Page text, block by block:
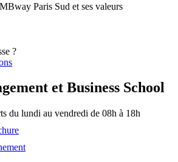
Paris Sud et ses valeurs
?
et Business School
du lundi au vendredi de 08h à 18h